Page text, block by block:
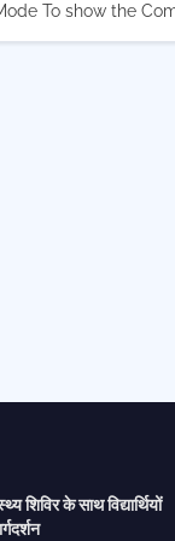
To show the
शिविर के साथ विद्यार्थियों